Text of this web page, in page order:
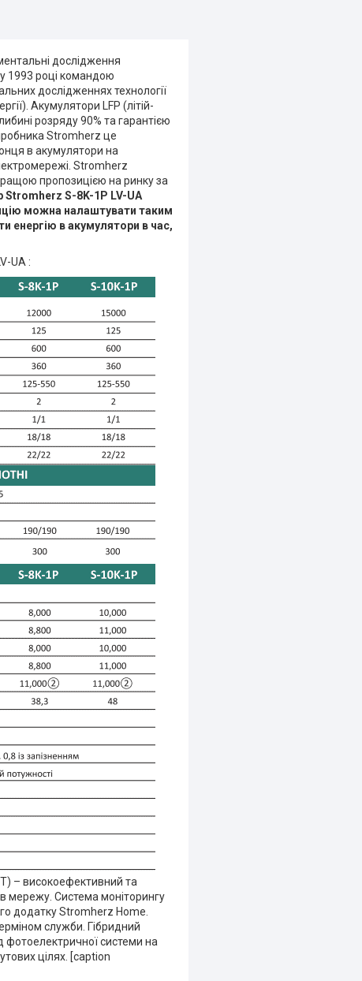
дослідження
1993 році командою
дослідженнях технології
Акумулятори LFP (літій-
розряду 90% та гарантією
Stromherz це
в акумулятори на
Stromherz
пропозицією на ринку за
Stromherz S-8K-1P LV-UA
можна налаштувати таким
енергію в акумулятори в час,
UA :
– високоефективний та
мережу. Система моніторингу
додатку Stromherz Home.
служби. Гібридний
фотоелектричної системи на
цілях. [caption